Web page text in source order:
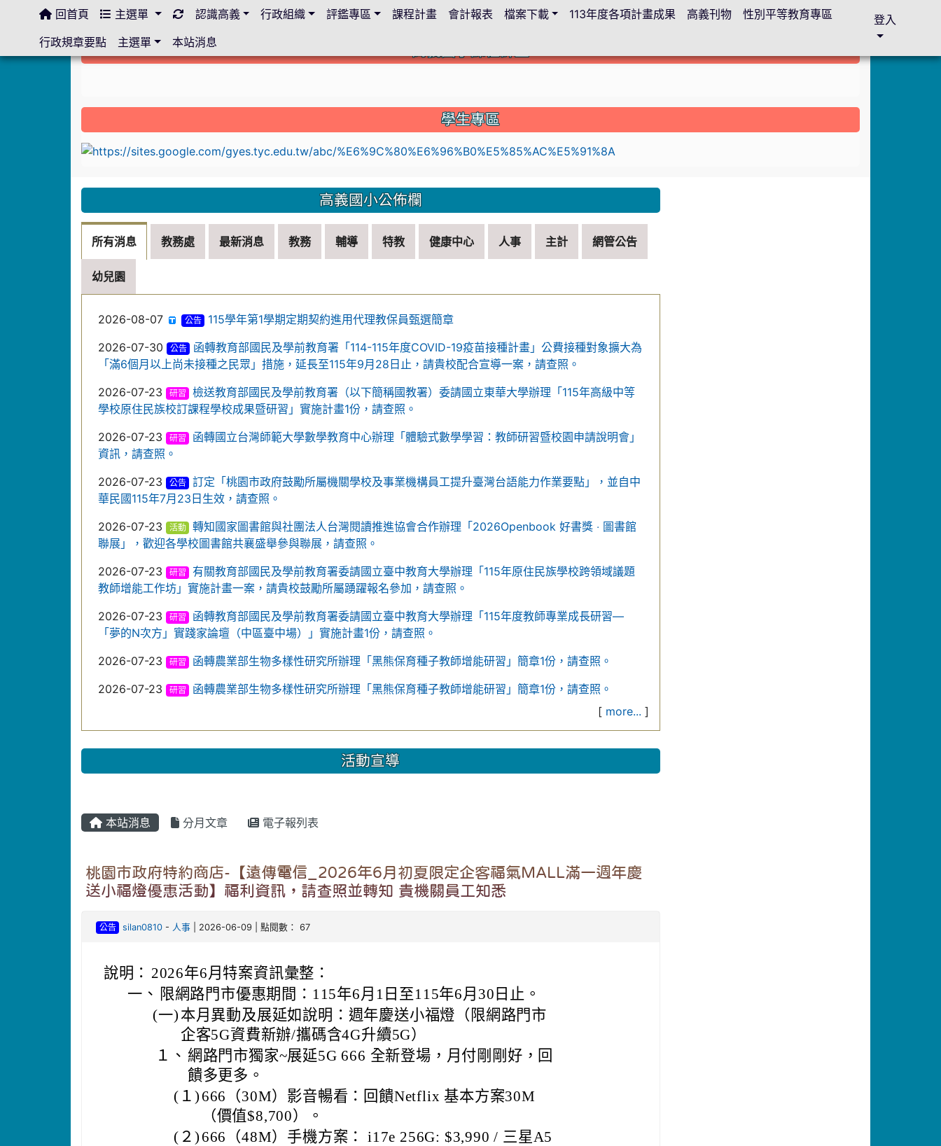
高義國小公佈欄
所有消息 教務處 最新消息 教務 輔導 特教 健康中心 人事 主計 網管公告
幼兒園
2026-08-07 公告
115學年第1學期定期契約進用代理教保員甄選簡章
2026-07-30
公告
函轉教育部國民及學前教育署「114-115年度COVID-19疫苗接種計畫」公費接種對象擴大為
「滿6個月以上尚未接種之民眾」措施，延長至115年9月28日止，請貴校配合宣導一案，請查照。
2026-07-23
研習
檢送教育部國民及學前教育署（以下簡稱國教署）委請國立東華大學辦理「115年高級中等
學校原住民族校訂課程學校成果暨研習」實施計畫1份，請查照。
2026-07-23
研習
函轉國立台灣師範大學數學教育中心辦理「體驗式數學學習：教師研習暨校園申請說明會」
資訊，請查照。
2026-07-23
公告
訂定「桃園市政府鼓勵所屬機關學校及事業機構員工提升臺灣台語能力作業要點」，並自中
華民國115年7月23日生效，請查照。
2026-07-23
活動
轉知國家圖書館與社團法人台灣閱讀推進協會合作辦理「2026Openbook 好書獎 ‧ 圖書館
聯展」，歡迎各學校圖書館共襄盛舉參與聯展，請查照。
2026-07-23
研習
有關教育部國民及學前教育署委請國立臺中教育大學辦理「115年原住民族學校跨領域議題
教師增能工作坊」實施計畫一案，請貴校鼓勵所屬踴躍報名參加，請查照。
2026-07-23
研習
函轉教育部國民及學前教育署委請國立臺中教育大學辦理「115年度教師專業成長研習—
「夢的N次方」實踐家論壇（中區臺中場）」實施計畫1份，請查照。
2026-07-23
研習
函轉農業部生物多樣性研究所辦理「黑熊保育種子教師增能研習」簡章1份，請查照。
2026-07-23
研習
函轉農業部生物多樣性研究所辦理「黑熊保育種子教師增能研習」簡章1份，請查照。
[ more... ]
活動宣導
本站消息 分月文章 電子報列表
桃園市政府特約商店-【遠傳電信_2026年6月初夏限定企客福氣MALL滿一週年慶
送小福燈優惠活動】福利資訊，請查照並轉知 貴機關員工知悉
公告 silan0810 - 人事 | 2026-06-09 | 點閱數： 67
說明： 2026年6月特案資訊彙整：
一、 限網路門市優惠期間：115年6月1日至115年6月30日止。
(一) 本月異動及展延如說明：週年慶送小福燈（限網路門市
企客5G資費新辦/攜碼含4G升續5G）
１、 網路門市獨家~展延5G 666 全新登場，月付剛剛好，回
饋多更多。
(１) 666（30M）影音暢看：回饋Netflix 基本方案30M
（價值$8,700）。
(２) 666（48M）手機方案： i17e 256G: $3,990 / 三星A5
:::
學生專區
link to https://sites.google.com/gyes.tyc.edu.tw/abc/
回首頁 主選單 認識高義 行政組織 評鑑專區 課程計畫 會計報表 檔案下載 113年度各項計畫成果 高義刊物
性別平等教育專區
行政規章要點
主選單 本站消息
登入